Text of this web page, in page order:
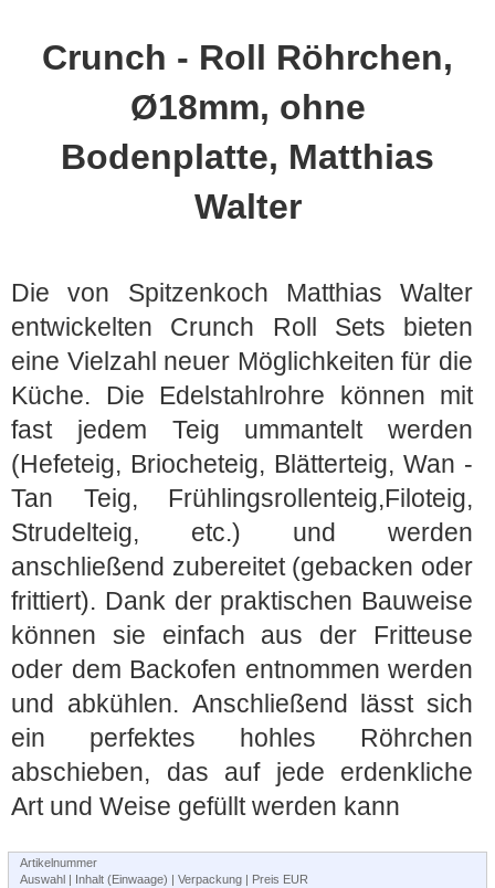
Crunch - Roll Röhrchen,
Ø18mm, ohne
Bodenplatte, Matthias
Walter
Die von Spitzenkoch Matthias Walter
entwickelten Crunch Roll Sets bieten
eine Vielzahl neuer Möglichkeiten für die
Küche. Die Edelstahlrohre können mit
fast jedem Teig ummantelt werden
(Hefeteig, Briocheteig, Blätterteig, Wan -
Tan Teig, Frühlingsrollenteig,Filoteig,
Strudelteig, etc.) und werden
anschließend zubereitet (gebacken oder
frittiert). Dank der praktischen Bauweise
können sie einfach aus der Fritteuse
oder dem Backofen entnommen werden
und abkühlen. Anschließend lässt sich
ein perfektes hohles Röhrchen
abschieben, das auf jede erdenkliche
Art und Weise gefüllt werden kann
Artikelnummer
Auswahl | Inhalt (Einwaage) | Verpackung | Preis EUR